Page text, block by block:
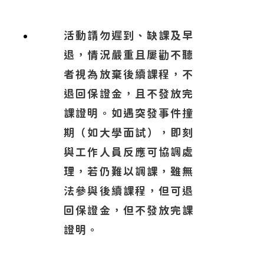
活動請勿遲到、缺課及早
退，情況嚴重且屢勸不聽
者視為放棄後續課程，不
退回保證金，且不發放完
課證明。如遇突發事件撞
期（如大學面試），即刻
與工作人員反應可協調處
理，若仍難以調課，雖無
法參與後續課程，但可退
回保證金，但不發放完課
證明。